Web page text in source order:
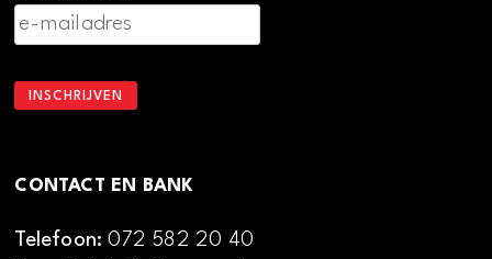
CONTACT EN BANK
Telefoon:072 582 20 40